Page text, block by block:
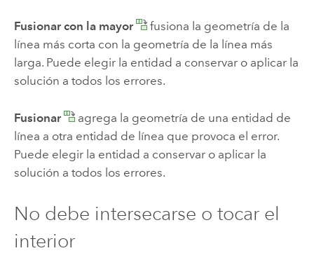
Fusionar con la mayor
fusiona la geometría de la
línea más corta con la geometría de la línea más
larga. Puede elegir la entidad a conservar o aplicar la
solución a todos los errores.
Fusionar
agrega la geometría de una entidad de
línea a otra entidad de línea que provoca el error.
Puede elegir la entidad a conservar o aplicar la
solución a todos los errores.
No debe intersecarse o tocar el
interior